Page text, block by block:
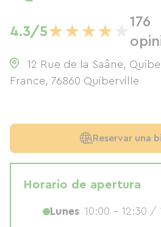
4.3/5★★★★
176
12 Rue de la Saâne,
France, 76860 Quiberville
Reservar una
Horario de apertura
Lunes 10:00 - 12:30 /